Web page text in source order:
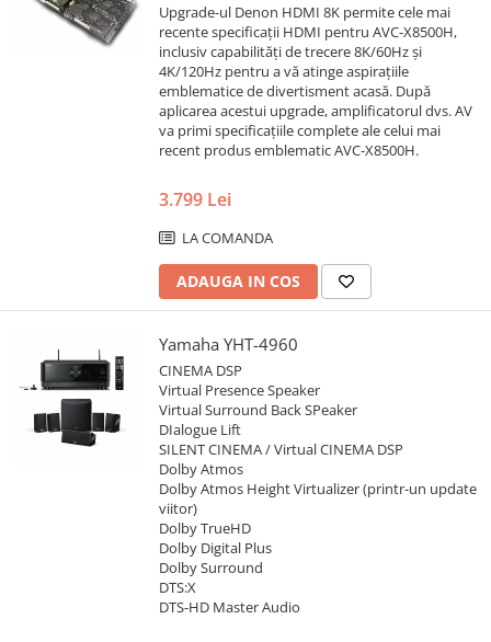
Upgrade-ul Denon HDMI 8K permite cele mai
recente specificații HDMI pentru AVC-X8500H,
inclusiv capabilități de trecere 8K/60Hz și
4K/120Hz pentru a vă atinge aspirațiile
emblematice de divertisment acasă. După
aplicarea acestui upgrade, amplificatorul dvs. AV
va primi specificațiile complete ale celui mai
recent produs emblematic AVC-X8500H.
3.799 Lei
LA COMANDA
ADAUGA IN COS
Yamaha YHT-4960
CINEMA DSP
Virtual Presence Speaker
Virtual Surround Back SPeaker
DIalogue Lift
SILENT CINEMA / Virtual CINEMA DSP
Dolby Atmos
Dolby Atmos Height Virtualizer (printr-un update
viitor)
Dolby TrueHD
Dolby Digital Plus
Dolby Surround
DTS:X
DTS-HD Master Audio